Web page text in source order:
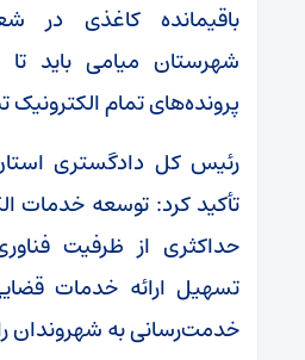
باقیمانده کاغذی در
شهرستان میامی باید تا
پرونده‌های تمام
رئیس کل دادگستری
تأکید کرد: توسعه خدمات
حداکثری از ظرفیت
تسهیل ارائه خدمات
خدمت‌رسانی به شهروندان